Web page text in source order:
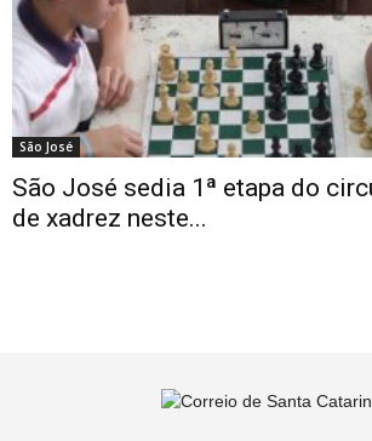
São José
São José sedia 1ª etapa do
de xadrez neste...